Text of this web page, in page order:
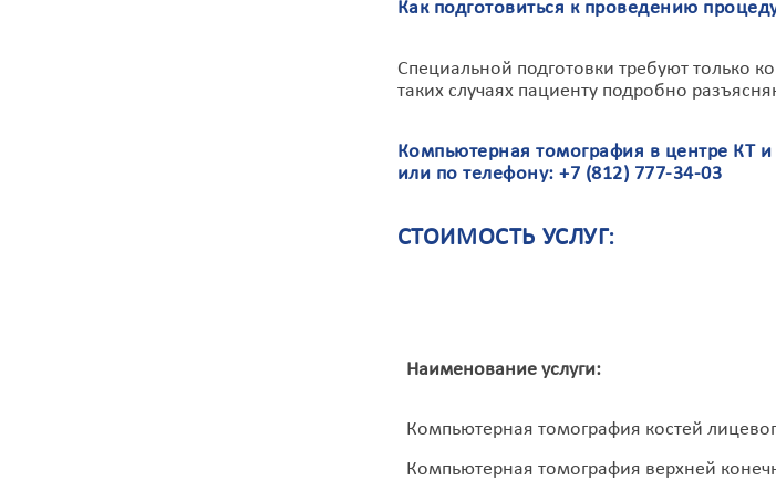
Как подготовиться к проведению
Специальной подготовки требуют только
таких случаях пациенту подробно
Компьютерная томография в центре КТ
или по телефону: +7 (812) 777-34-03
СТОИМОСТЬ УСЛУГ:
Наименование услуги:
Компьютерная томография костей
Компьютерная томография верхней